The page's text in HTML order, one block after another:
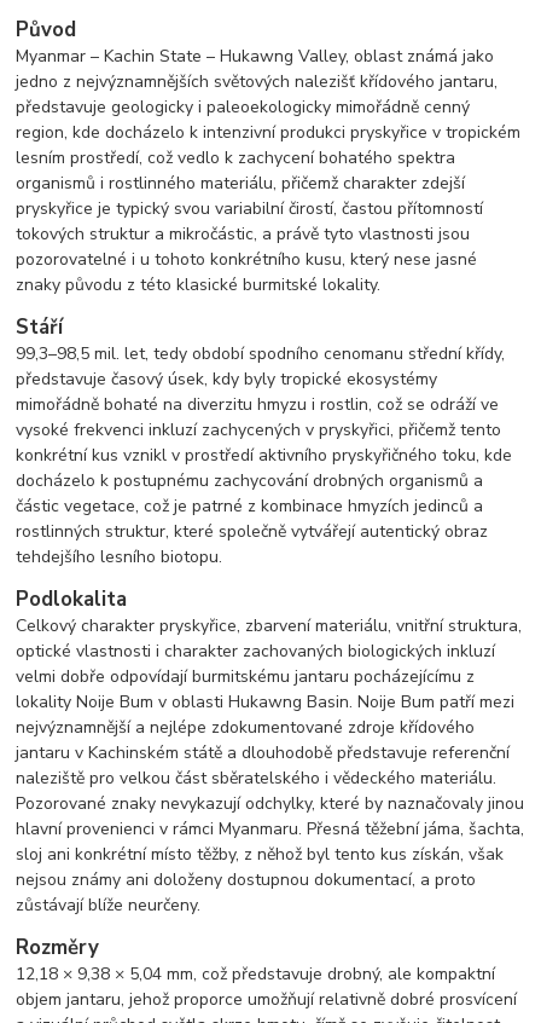
Původ
Myanmar – Kachin State – Hukawng Valley, oblast známá jako
jedno z nejvýznamnějších světových nalezišť křídového jantaru,
představuje geologicky i paleoekologicky mimořádně cenný
region, kde docházelo k intenzivní produkci pryskyřice v tropickém
lesním prostředí, což vedlo k zachycení bohatého spektra
organismů i rostlinného materiálu, přičemž charakter zdejší
pryskyřice je typický svou variabilní čirostí, častou přítomností
tokových struktur a mikročástic, a právě tyto vlastnosti jsou
pozorovatelné i u tohoto konkrétního kusu, který nese jasné
znaky původu z této klasické burmitské lokality.
Stáří
99,3–98,5 mil. let, tedy období spodního cenomanu střední křídy,
představuje časový úsek, kdy byly tropické ekosystémy
mimořádně bohaté na diverzitu hmyzu i rostlin, což se odráží ve
vysoké frekvenci inkluzí zachycených v pryskyřici, přičemž tento
konkrétní kus vznikl v prostředí aktivního pryskyřičného toku, kde
docházelo k postupnému zachycování drobných organismů a
částic vegetace, což je patrné z kombinace hmyzích jedinců a
rostlinných struktur, které společně vytvářejí autentický obraz
tehdejšího lesního biotopu.
Podlokalita
Celkový charakter pryskyřice, zbarvení materiálu, vnitřní struktura,
optické vlastnosti i charakter zachovaných biologických inkluzí
velmi dobře odpovídají burmitskému jantaru pocházejícímu z
lokality Noije Bum v oblasti Hukawng Basin. Noije Bum patří mezi
nejvýznamnější a nejlépe zdokumentované zdroje křídového
jantaru v Kachinském státě a dlouhodobě představuje referenční
naleziště pro velkou část sběratelského i vědeckého materiálu.
Pozorované znaky nevykazují odchylky, které by naznačovaly jinou
hlavní provenienci v rámci Myanmaru. Přesná těžební jáma, šachta,
sloj ani konkrétní místo těžby, z něhož byl tento kus získán, však
nejsou známy ani doloženy dostupnou dokumentací, a proto
zůstávají blíže neurčeny.
Rozměry
12,18 × 9,38 × 5,04 mm, což představuje drobný, ale kompaktní
objem jantaru, jehož proporce umožňují relativně dobré prosvícení